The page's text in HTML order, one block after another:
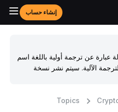
إنشاء حساب
عن ترجمة أولية باللغة اسم
الآلية. سيتم نشر نسخة
Topics